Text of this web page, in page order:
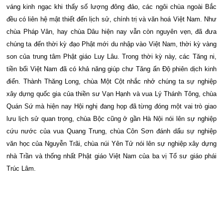
váng kinh ngạc khi thấy số lượng đông đảo, các ngôi chùa ngoài Bắc
đều có liên hệ mật thiết đến lịch sử, chính trị và văn hoá Việt Nam. Như
chùa Pháp Vân, hay chùa Dâu hiện nay vẫn còn nguyên vẹn, đã đưa
chúng ta đến thời kỳ đạo Phật mới du nhập vào Việt Nam, thời kỳ vàng
son của trung tâm Phật giáo Luy Lâu. Trong thời kỳ này, các Tăng ni,
tiền bối Việt Nam đã có khả năng giúp chư Tăng ấn Độ phiên dịch kinh
điển. Thành Thăng Long, chùa Một Cột nhắc nhở chúng ta sự nghiệp
xây dựng quốc gia của thiền sư Vạn Hạnh và vua Lý Thánh Tông, chùa
Quán Sứ mà hiện nay Hội nghị đang họp đã từng đóng một vai trò giao
lưu lịch sử quan trọng, chùa Bộc cũng ở gần Hà Nội nói lên sự nghiệp
cứu nước của vua Quang Trung, chùa Côn Sơn đánh dấu sự nghiệp
văn học của Nguyễn Trãi, chùa núi Yên Tử nói lên sự nghiệp xây dựng
nhà Trần và thống nhất Phật giáo Việt Nam của ba vị Tổ sư giáo phái
Trúc Lâm.